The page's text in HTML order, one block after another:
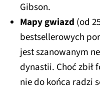
Gibson.
Mapy gwiazd (od
bestsellerowych
jest szanowanym
dynastii. Choć zbił
nie do końca radzi